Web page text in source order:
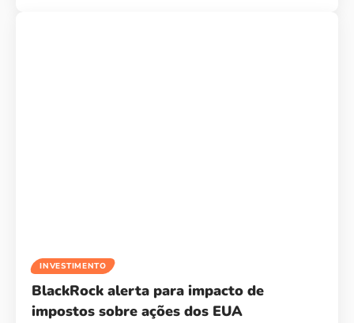
INVESTIMENTO
BlackRock alerta para impacto de
impostos sobre ações dos EUA